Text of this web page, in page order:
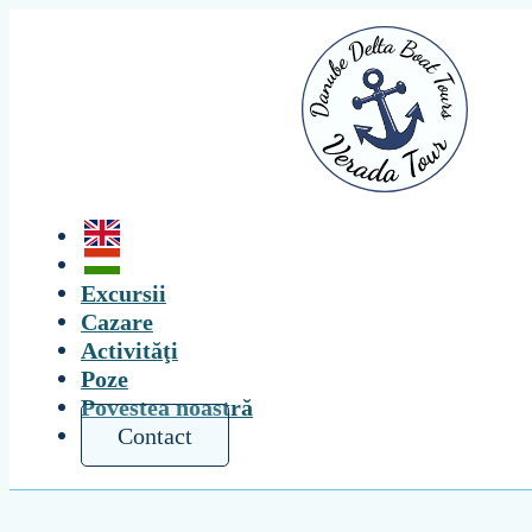
Excursii
Cazare
Activităţi
Poze
Povestea noastră
Contact